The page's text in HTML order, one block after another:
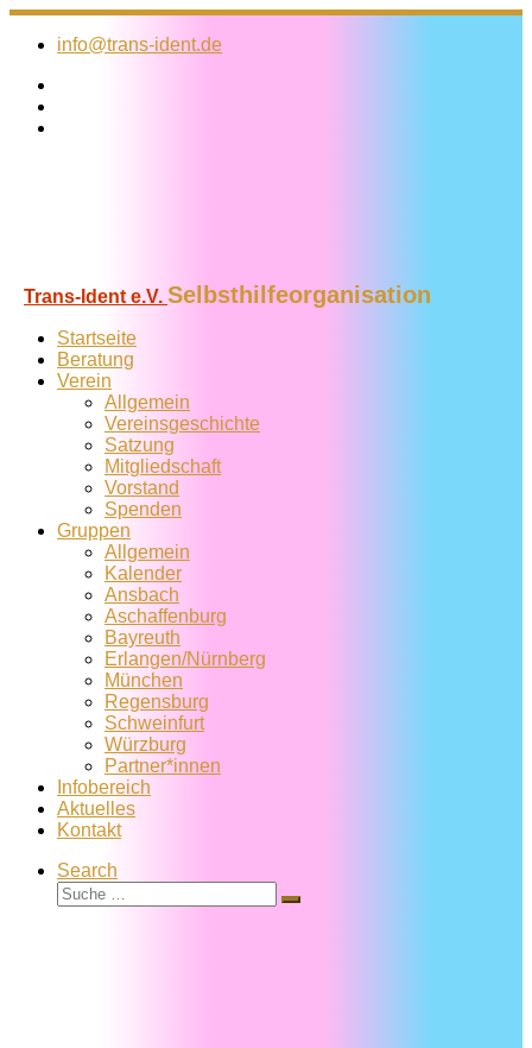
Zum
Inhalt
info@trans-ident.de
Trans-Ident e.V. Selbsthilfeorganisation
Startseite
Beratung
Verein
Allgemein
Vereins­geschichte
Satzung
Mitglied­schaft
Vorstand
Spenden
Gruppen
Allgemein
Kalender
Ansbach
Aschaffenburg
Bayreuth
Erlangen/Nürnberg
München
Regensburg
Schweinfurt
Würzburg
Partner*innen
Infobereich
Aktuelles
Kontakt
Search
Suche
Suche